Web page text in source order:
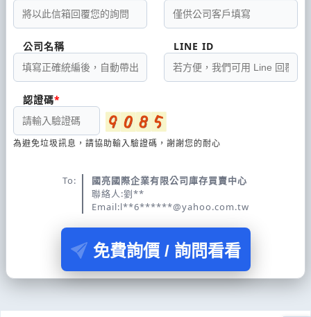
公司名稱 LINE ID
認證碼
為避免垃圾訊息，請協助輸入驗證碼，謝謝您的耐心
To:
國亮國際企業有限公司庫存買賣中心
聯絡人:劉**
Email:l**6******@yahoo.com.tw
免費詢價 / 詢問看看